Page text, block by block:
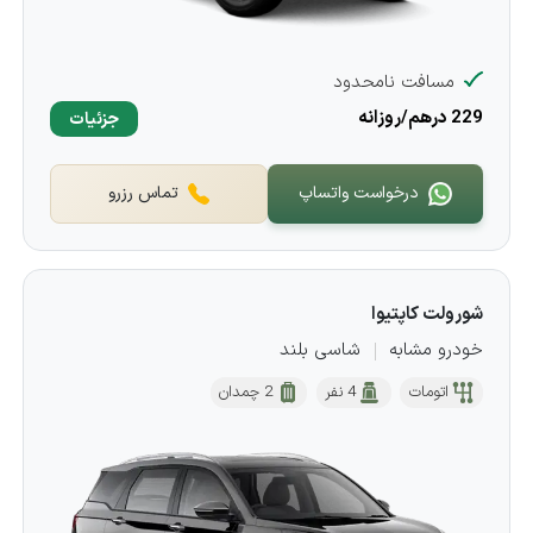
مسافت نامحدود
229 درهم/روزانه
جزئیات
درخواست واتساپ تماس رزرو
شورولت کاپتیوا
خودرو مشابه
شاسی بلند
اتومات 4 نفر 2 چمدان